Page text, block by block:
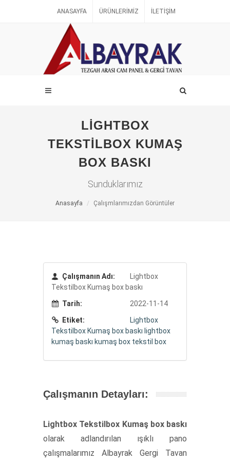
ANASAYFA ÜRÜNLERIMIZ İLETIŞIM
LIGHTBOX
TEKSTILBOX KUMAŞ
BOX BASKI
Sunduklarımız
Anasayfa Çalışmlarımızdan Görüntüler
Çalışmanın Adı:
Lightbox
Tekstilbox Kumaş box baskı
Tarih:
2022-11-14
Etiket:
Lightbox
Tekstilbox Kumaş box baskı lightbox
kumaş baskı kumaş box tekstil box
Çalışmanın Detayları:
Lightbox Tekstilbox Kumaş box baskı
olarak adlandırılan ışıklı pano
çalışmalarımız Albayrak Gergi Tavan